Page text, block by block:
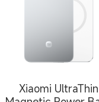
Xiaomi UltraThin